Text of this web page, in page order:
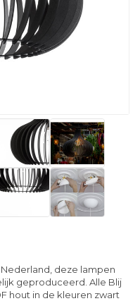
deze lampen
geproduceerd. Alle Blij
hout in de kleuren zwart